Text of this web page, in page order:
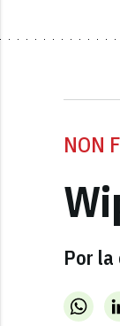
NON
Por la